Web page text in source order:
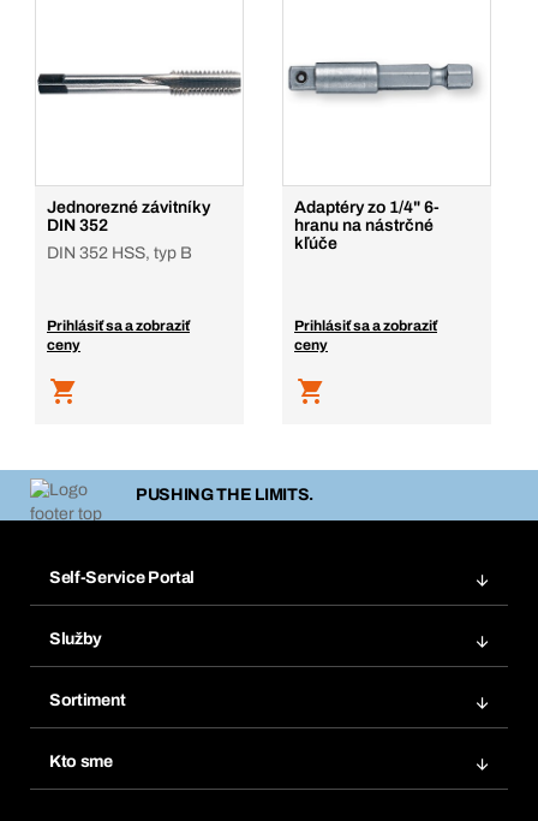
Jednorezné závitníky
DIN 352
DIN 352 HSS, typ B
Prihlásiť sa a zobraziť
ceny
Adaptéry zo 1/4" 6-
hranu na nástrčné
kľúče
Prihlásiť sa a zobraziť
ceny
PUSHING THE LIMITS.
Self-Service Portal
Obľúbené
Opakované objednávky
Predplatné
Služby
Chemická databáza
eProcurement
Sortiment
Kto sme